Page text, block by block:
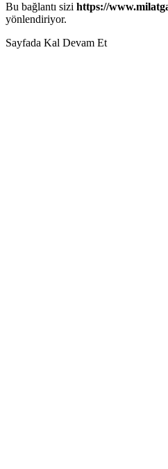
Bu bağlantı sizi https://
yönlendiriyor.
Sayfada Kal Devam Et